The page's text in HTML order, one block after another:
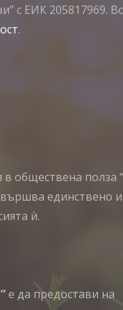
с ЕИК 205817969.
.
обществена полза
единствено
ѝ.
е да предостави на